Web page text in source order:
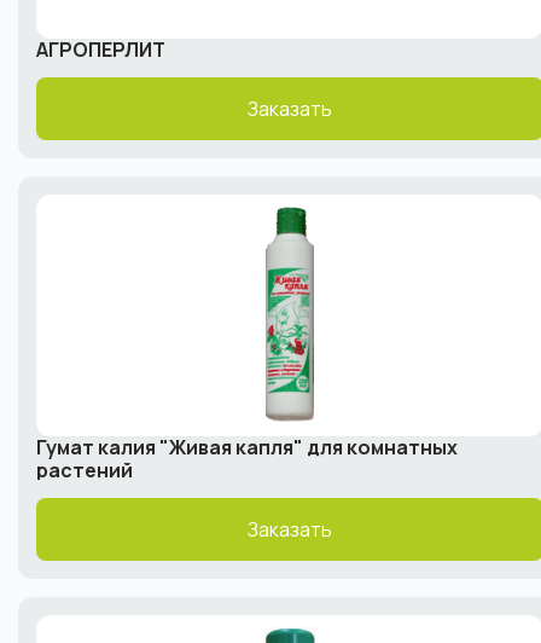
АГРОПЕРЛИТ
Заказать
Гумат калия "Живая капля" для комнатных
растений
Заказать